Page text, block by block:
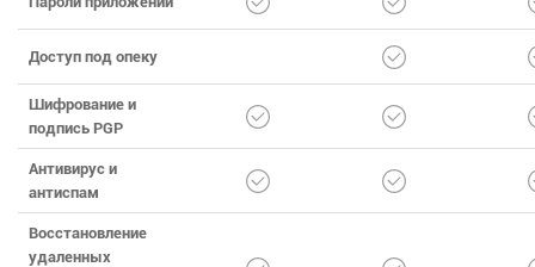
Доступ под опеку
Шифрование и
подпись PGP
Антивирус и
антиспам
Восстановление
удаленных